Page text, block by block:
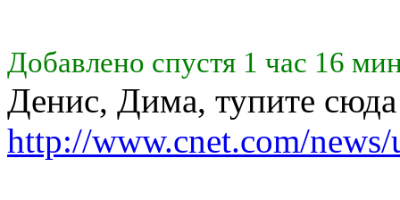
Добавлено спустя 1 час 16
Денис, Дима, тупите сюда
http://www.cnet.com/